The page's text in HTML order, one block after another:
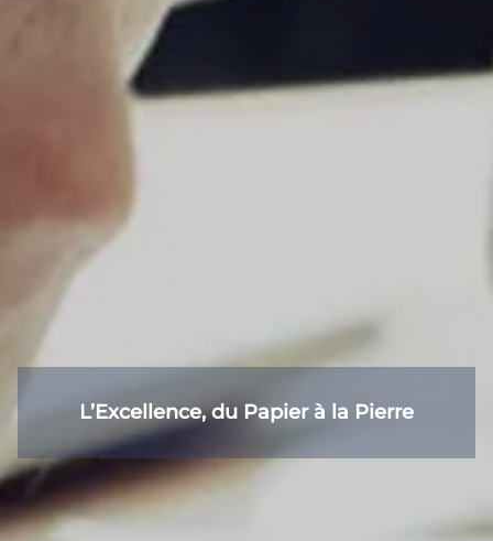
L’Excellence, du Papier à la Pierre